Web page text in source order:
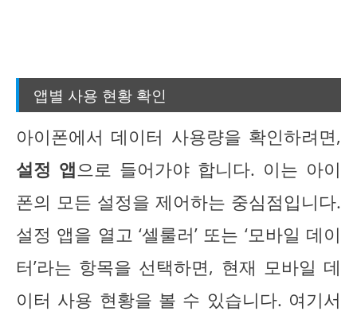
앱별 사용 현황 확인
아이폰에서 데이터 사용량을 확인하려면,
설정 앱으로 들어가야 합니다. 이는 아이
폰의 모든 설정을 제어하는 중심점입니다.
설정 앱을 열고 ‘셀룰러’ 또는 ‘모바일 데이
터’라는 항목을 선택하면, 현재 모바일 데
이터 사용 현황을 볼 수 있습니다. 여기서